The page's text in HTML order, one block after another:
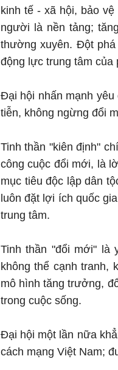
kinh tế - xã hội, bảo
người là nền tảng;
thường xuyên. Đột
động lực trung tâm của
Đại hội nhấn mạnh
tiễn, không ngừng đổi
Tinh thần "kiên định"
công cuộc đổi mới, là
mục tiêu độc lập dân
luôn đặt lợi ích quốc
trung tâm.
Tinh thần "đổi mới" là
không thể cạnh tranh,
mô hình tăng trưởng,
trong cuộc sống.
Đại hội một lần nữa
cách mạng Việt Nam;